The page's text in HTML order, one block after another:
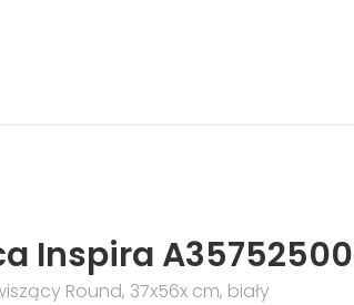
Inspira
Round, 37x56x cm, biały